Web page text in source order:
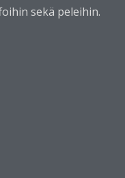
sekä peleihin.